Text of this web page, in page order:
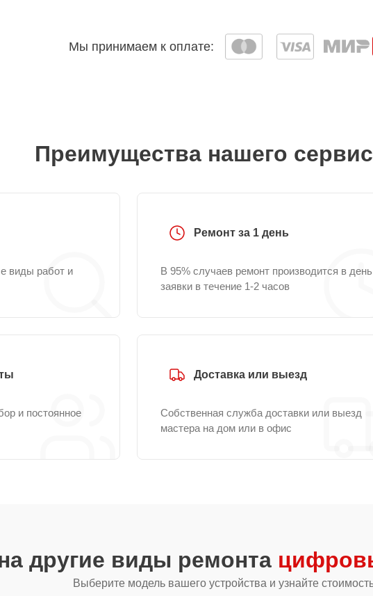
Мы принимаем к оплате:
Преимущества нашего
виды работ и
Ремонт за 1 день
В 95% случаев ремонт производится в день
заявки в течение 1-2 часов
и постоянное
Доставка или выезд
Собственная служба доставки или выезд
мастера на дом или в офис
другие виды ремонта
Выберите модель вашего устройства и узнайте